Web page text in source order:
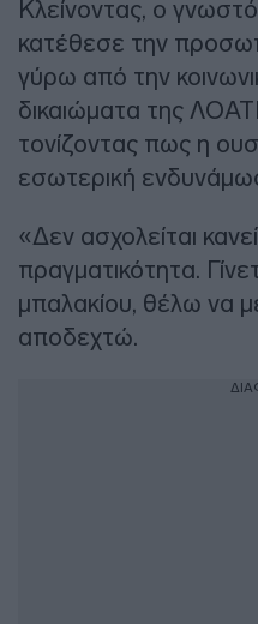
Κλείνοντας, ο
κατέθεσε την
γύρω από την
δικαιώματα της
τονίζοντας πως η
εσωτερική
«Δεν ασχολείται
πραγματικότητα.
μπαλακίου, θέλω να
αποδεχτώ.